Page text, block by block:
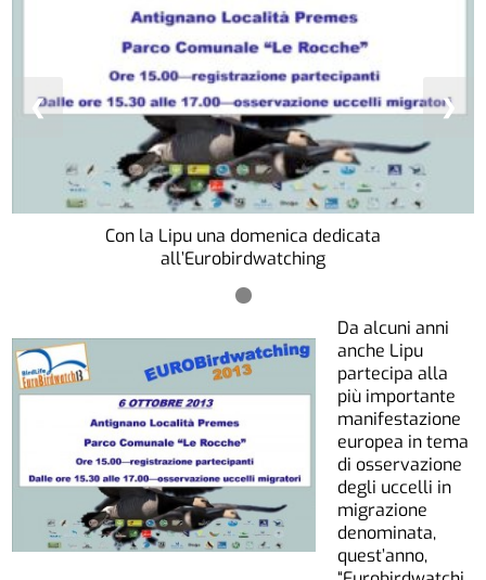
Con la Lipu una domenica dedicata
all’Eurobirdwatching
❮ ❯
Da alcuni anni
anche Lipu
partecipa alla
più importante
manifestazione
europea in tema
di osservazione
degli uccelli in
migrazione
denominata,
quest’anno,